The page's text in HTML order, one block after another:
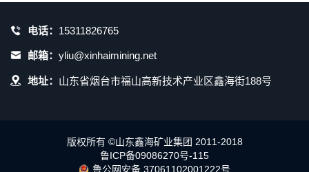
电话： 15311826765
邮箱： yliu@xinhaimining.net
地址： 山东省烟台市福山高新技术产业区鑫海街188号
版权所有 ©山东鑫海矿业集团 2011-2018
鲁ICP备09086270号-115
鲁公网安备 37061102001222号